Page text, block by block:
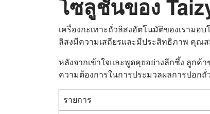
โซลูชันของ
เครื่องกะเทาะถั่วลิสงอัตโนมัติของเราม
ลิสงมีความเสถียรและมีประสิทธิภาพ คุณ
หลังจากเข้าใจและพูดคุยอย่างลึกซึ้ง ลูกค้
ความต้องการในการประมวลผลการปอก
รายการ